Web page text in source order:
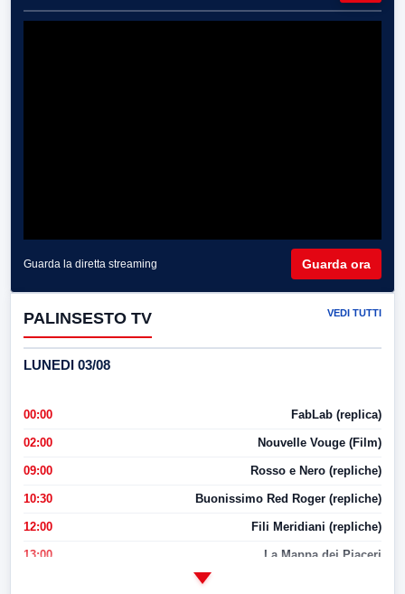
Guarda la diretta streaming Guarda ora
PALINSESTO TV VEDI TUTTI
LUNEDI 03/08
00:00 FabLab (replica)
02:00 Nouvelle Vouge (Film)
09:00 Rosso e Nero (repliche)
10:30 Buonissimo Red Roger (repliche)
12:00 Fili Meridiani (repliche)
13:00 La Mappa dei Piaceri